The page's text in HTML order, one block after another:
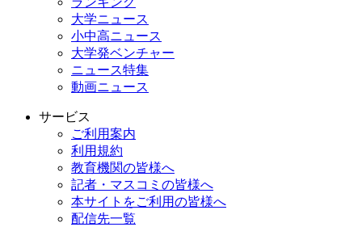
大学ニュース
小中高ニュース
大学発ベンチャー
ニュース特集
動画ニュース
サービス
ご利用案内
利用規約
教育機関の皆様へ
記者・マスコミの皆様へ
本サイトをご利用の皆様へ
配信先一覧